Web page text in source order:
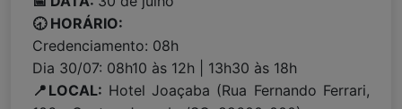
🕣 HORÁRIO:
Credenciamento: 08h
Dia 30/07: 08h10 às 12h | 13h30 às 18h
📍LOCAL: Hotel Joaçaba (Rua Fernando Ferrari,